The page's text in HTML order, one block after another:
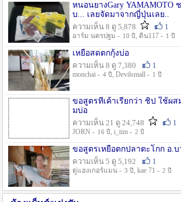
หนอนยางGary YAMAMOTO
บ... เลยจัดมาจากญี่ปุ่นเลย..
ความเห็น 8 ดู 5,878
1
อาร์ม นครปฐม - 10 ปี , ดิน117 - 1 ปี
เหยื่อสดตกกุ้งบ่อ
ความเห็น 8 ดู 7,380
1
monchai - 4 ปี , Devilsmall - 1 ปี
ขอสูตรที่เค้าเรียกว่า ชิป ใช้ผ
มบ่อ
ความเห็น 21 ดู 24,748
1
JORN - 16 ปี , i_tim - 2 ปี
ขอสูตรเหยื่อตกปลาตะโกก อ.
ความเห็น 5 ดู 5,192
1
ตู่แฮงเกอร์แมน - 3 ปี , kae 71 - 2 ปี